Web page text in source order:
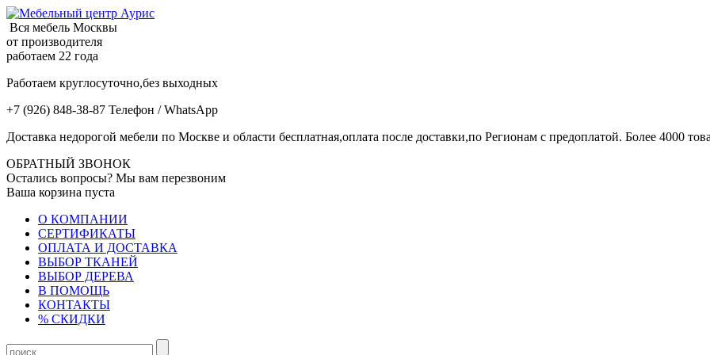
Вся мебель Москвы
от производителя
работаем 22 года
Работаем круглосуточно,без выходных
+7 (926) 848-38-87 Телефон / WhatsApp
Доставка недорогой мебели по Москве и области бесплатная,оплата после доставки,по Регионам с предоплатой. Более 4000
ОБРАТНЫЙ ЗВОНОК
Остались вопросы? Мы вам перезвоним
Ваша корзина пуста
О КОМПАНИИ
СЕРТИФИКАТЫ
ОПЛАТА И ДОСТАВКА
ВЫБОР ТКАНЕЙ
ВЫБОР ДЕРЕВА
В ПОМОЩЬ
КОНТАКТЫ
% СКИДКИ